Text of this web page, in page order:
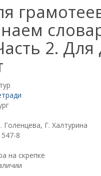
2. Для
Г. Халтурина
8
на скрепке